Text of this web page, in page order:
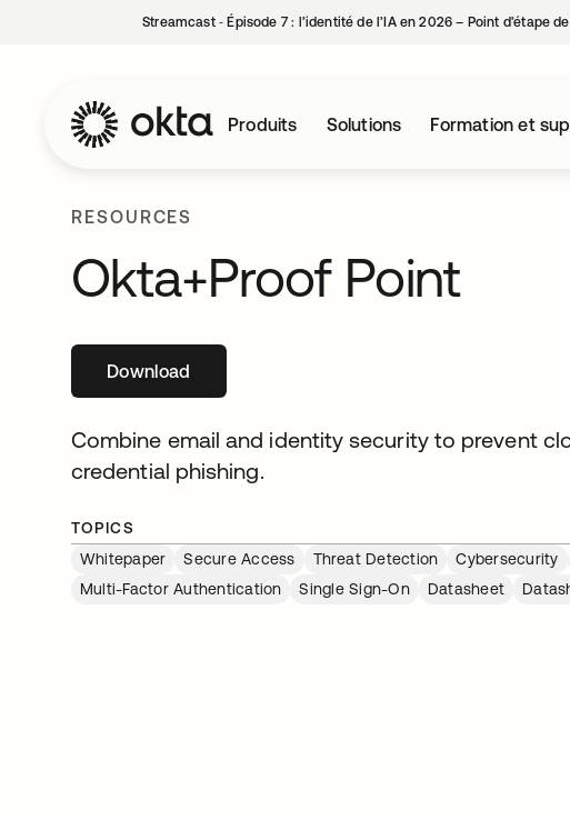
Streamcast ‑ Épisode 7 : l’identité de l’IA en 2026 – Point d’étape
Produits Solutions Formation et
RESOURCES
Okta+Proof Point
Downloads’ouvre dans un nouvel onglet
Combine email and identity security to prevent
credential phishing.
TOPICS
Whitepaper
Secure Access Threat Detection Cybersecurity
Multi-Factor Authentication
Single Sign-On Datasheet